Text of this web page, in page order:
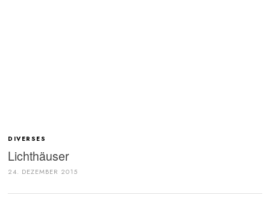
DIVERSES
Lichthäuser
24. DEZEMBER 2015